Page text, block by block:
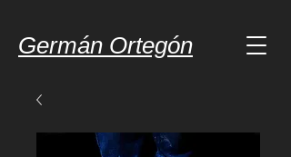
Germán Ortegón